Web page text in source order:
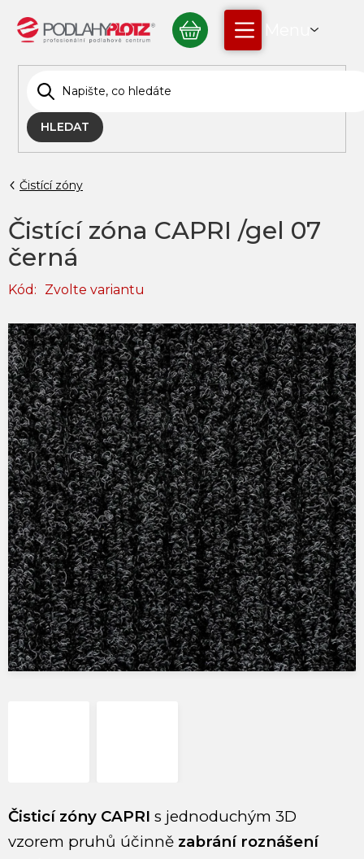
obsah
HLEDAT
NÁKUPNÍ
KOŠÍK
Čistící zóny
Čistící zóna CAPRI /gel 07
černá
Kód: Zvolte variantu
Čisticí zóny CAPRI s jednoduchým 3D
vzorem pruhů účinně zabrání roznášení